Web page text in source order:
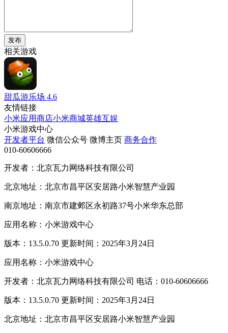
发布
相关游戏
甜瓜游乐场 4.6
友情链接
小米应用商店小米商城英雄互娱
小米游戏中心
开发者平台 微信公众号 微博主页 商务合作
010-60606666
开发者：北京瓦力网络科技有限公司
北京地址：北京市昌平区安居路小米智慧产业园
南京地址：南京市建邺区永初路37号小米华东总部
应用名称：小米游戏中心
版本：13.5.0.70 更新时间：2025年3月24日
应用名称：小米游戏中心
开发者：北京瓦力网络科技有限公司 电话：010-60606666
版本：13.5.0.70 更新时间：2025年3月24日
北京地址：北京市昌平区安居路小米智慧产业园